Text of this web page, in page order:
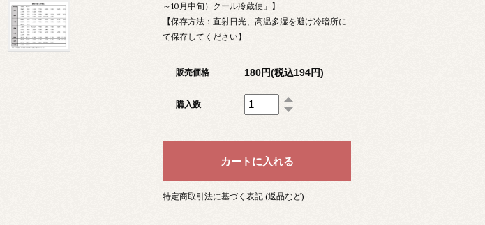
～10月中旬）クール冷蔵便」】
【保存方法：直射日光、高温多湿を避け冷暗所に
て保存してください】
販売価格 180円(税込194円)
購入数
特定商取引法に基づく表記 (返品など)